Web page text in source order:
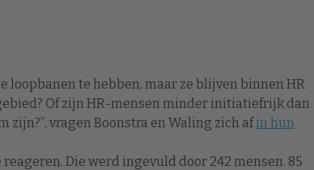
loopbanen te hebben, maar ze blijven binnen HR
Of zijn HR-mensen minder initiatiefrijk dan
vragen Boonstra en Waling zich afin hun
Die werd ingevuld door 242 mensen. 85